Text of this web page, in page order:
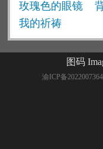
玫瑰色的眼镜
我的祈祷
图码
渝ICP备